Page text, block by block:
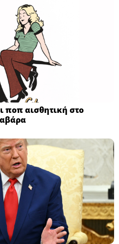
ποπ αισθητική στο